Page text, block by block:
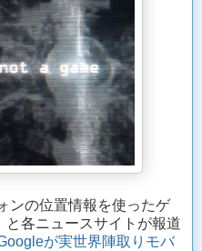
ンの位置情報を使ったゲ
各ニュースサイトが報道
が実世界陣取りモバ